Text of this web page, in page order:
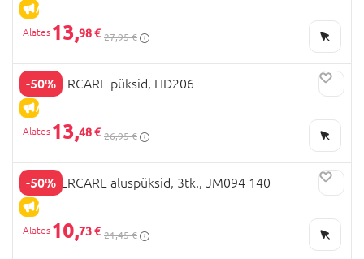
ALLAHINDLUS
13,98 € 27,95 €
-50%
ALLAHINDLUS
MOTHERCARE püksid, HD206
13,48 € 26,95 €
-50%
ALLAHINDLUS
MOTHERCARE aluspüksid, 3tk., JM094 140
10,73 € 21,45 €